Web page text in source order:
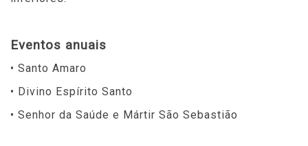
Eventos anuais
• Santo Amaro
• Divino Espírito Santo
• Senhor da Saúde e Mártir São Sebastião